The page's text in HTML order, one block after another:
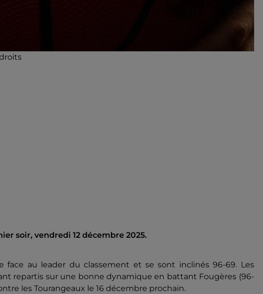
soir, vendredi 12 décembre 2025.
face au leader du classement et se sont inclinés 96-69. Les
repartis sur une bonne dynamique en battant Fougères (96-
les Tourangeaux le 16 décembre prochain.